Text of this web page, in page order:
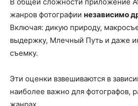
жанров фотографии независимо
Включая: дикую природу,
выдержку, Млечный Путь и даже
съемку.
Эти оценки взвешиваются в
наиболее важно для фотографов,